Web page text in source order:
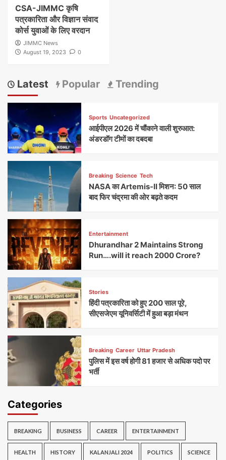
CSA-JIMMC कृषि
पत्रकारिता और विज्ञान संवाद
कोर्स युवाओं के लिए वरदान
JIMMC News
August 19, 2023
0
Latest Popular Trending
Sports Uncategorized
आईपीएल 2026 में चौंकाने वाली शुरुआत:
अंडरडॉग टीमों का दबदबा
Breaking Science Tech
NASA का Artemis-II मिशन: 50 साल
बाद फिर चंद्रमा की ओर बढ़ते कदम
Entertainment
Dhurandhar 2 Maintains Strong
Run….will it reach 2000 Crore?
Stories
हिंदी पत्रकारिता को हुए 200 साल पूरे,
सीएसजेएम यूनिवर्सिटी में हुआ बड़ा मंथन
Breaking Career Uttar Pradesh
पुलिस में इस वर्ष होगी 81 हजार से अधिक पदो पर
भर्ती
Categories
BREAKING BUSINESS CAREER ENTERTAINMENT
HEALTH HISTORY KALANJALI 2024 POLITICS SCIENCE